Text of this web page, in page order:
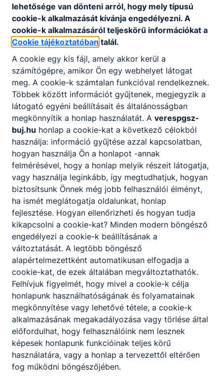
Megosztás
Partnereink
lehetősége van dönteni arról, hogy mely típusú
cookie-k alkalmazását kívánja engedélyezni. A
cookie-k alkalmazásáról teljeskörű információkat a
Cookie tájékoztatóban talál.
A cookie egy kis fájl, amely akkor kerül a
számítógépre, amikor Ön egy webhelyet látogat
meg. A cookie-k számtalan funkcióval rendelkeznek.
Többek között információt gyűjtenek, megjegyzik a
látogató egyéni beállításait és általánosságban
megkönnyítik a honlap használatát. A verespgsz-
buj.hu honlap a cookie-kat a következő célokból
használja: információ gyűjtése azzal kapcsolatban,
hogyan használja Ön a honlapot -annak
felmérésével, hogy a honlap melyik részeit látogatja,
vagy használja leginkább, így megtudhatjuk, hogyan
biztosítsunk Önnek még jobb felhasználói élményt,
ha ismét meglátogatja oldalunkat, honlap
fejlesztése. Hogyan ellenőrizheti és hogyan tudja
kikapcsolni a cookie-kat? Minden modern böngésző
engedélyezi a cookie-k beállításának a
változtatását. A legtöbb böngésző
alapértelmezettként automatikusan elfogadja a
cookie-kat, de ezek általában megváltoztathatók.
Felhívjuk figyelmét, hogy mivel a cookie-k célja
honlapunk használhatóságának és folyamatainak
megkönnyítése vagy lehetővé tétele, a cookie-k
alkalmazásának megakadályozása vagy törlése által
előfordulhat, hogy felhasználóink nem lesznek
képesek honlapunk funkcióinak teljes körű
használatára, vagy a honlap a tervezettől eltérően
fog működni böngészőjében.